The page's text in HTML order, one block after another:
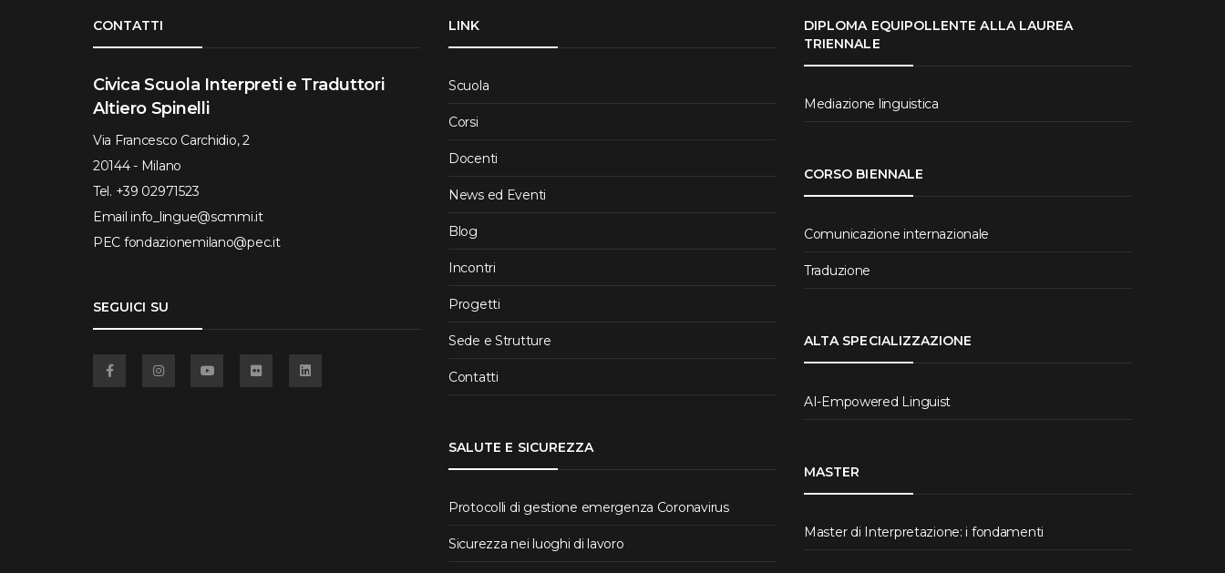
CONTATTI
Civica Scuola Interpreti e Traduttori
Altiero Spinelli
Via Francesco Carchidio, 2
20144 - Milano
Tel. +39 02971523
Email info_lingue@scmmi.it
PEC fondazionemilano@pec.it
SEGUICI SU
LINK
Scuola
Corsi
Docenti
News ed Eventi
Blog
Incontri
Progetti
Sede e Strutture
Contatti
SALUTE E SICUREZZA
Protocolli di gestione emergenza Coronavirus
Sicurezza nei luoghi di lavoro
DIPLOMA EQUIPOLLENTE ALLA LAUREA
TRIENNALE
Mediazione linguistica
CORSO BIENNALE
Comunicazione internazionale
Traduzione
ALTA SPECIALIZZAZIONE
AI-Empowered Linguist
MASTER
Master di Interpretazione: i fondamenti